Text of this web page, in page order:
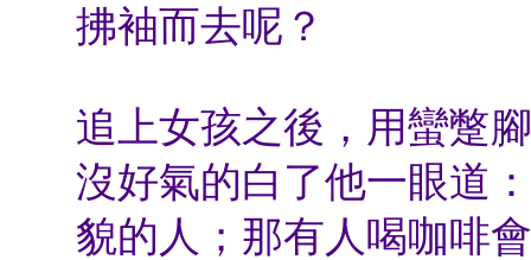
拂袖而去呢？
追上女孩之後，用蠻蹩
沒好氣的白了他一眼道
貌的人；那有人喝咖啡